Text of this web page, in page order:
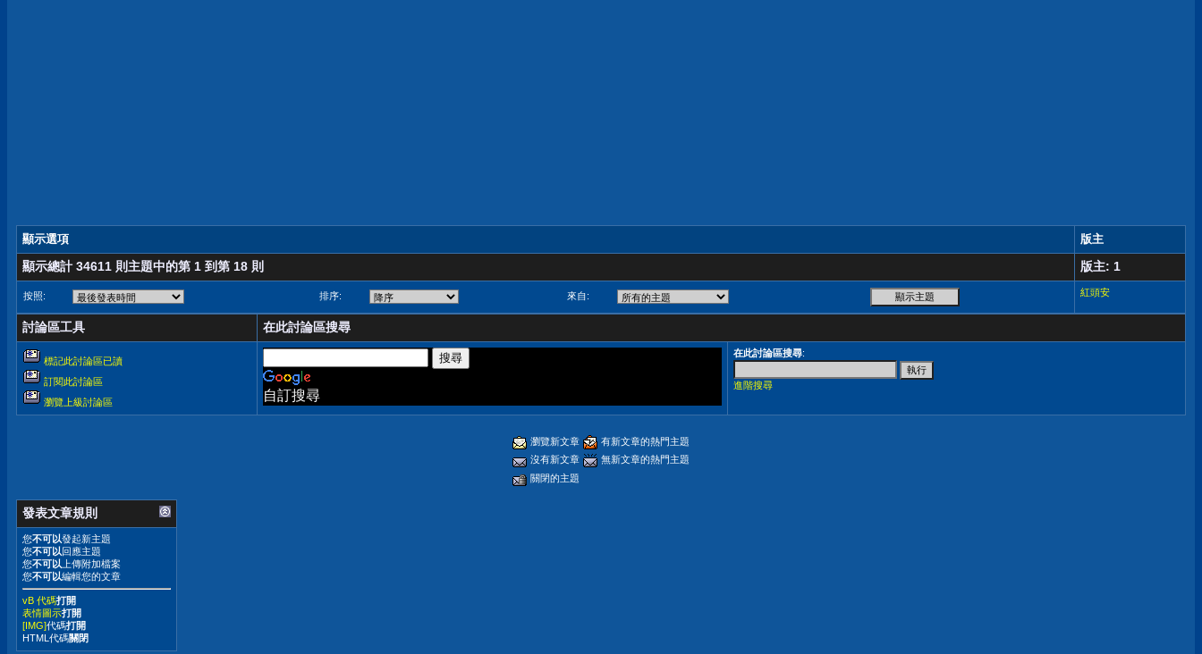
顯示選項 版主
顯示總計 34611 則主題中的第 1 到第 18 則 版主: 1
按照: 排序: 來自: 紅頭安
討論區工具 在此討論區搜尋
標記此討論區已讀
訂閱此討論區
瀏覽上級討論區
自訂搜尋
在此討論區搜尋:
進階搜尋
瀏覽新文章
有新文章的熱門主題
沒有新文章
無新文章的熱門主題
關閉的主題
發表文章規則
您不可以發起新主題
您不可以回應主題
您不可以 上傳附加檔案
您不可以編輯您的文章
vB 代碼打開
表情圖示打開
[IMG]代碼打開
HTML代碼關閉